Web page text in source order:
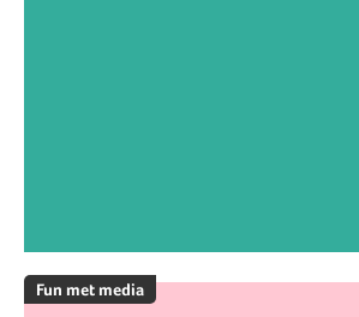
Fun met media